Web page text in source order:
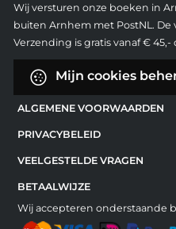
Wij versturen onze boeken in
buiten Arnhem met PostNL. De
Verzending is gratis vanaf €
Mijn cookies
ALGEMENE VOORWAARDEN
PRIVACYBELEID
VEELGESTELDE VRAGEN
BETAALWIJZE
Wij accepteren onderstaande